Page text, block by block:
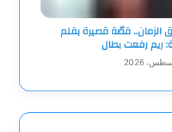
الزمان.. قصّة قصيرة بقلم
ريم رفعت بطال